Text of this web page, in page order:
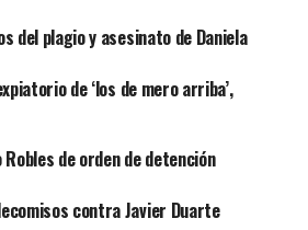
del plagio y asesinato de Daniela
de ‘los de mero arriba’,
de orden de detención
contra Javier Duarte